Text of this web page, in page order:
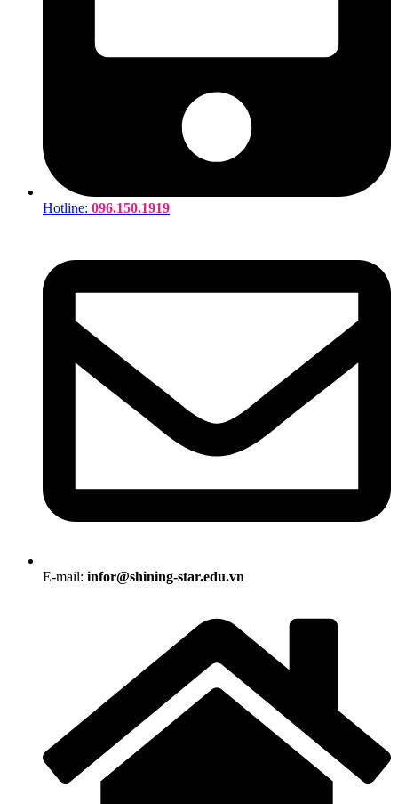
Hotline: 096.150.1919
E-mail: infor@shining-star.edu.vn